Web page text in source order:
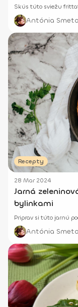
Skús túto sviežu
Antónia
Recepty
28 Mar 2024
Jarná
bylinkami
Priprav si túto jarnú
Antónia